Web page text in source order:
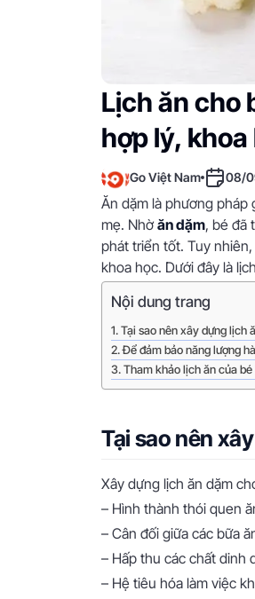
Lịch ăn cho
hợp lý, khoa
Go Việt Nam 08/
Ăn dặm là phương
mẹ. Nhờăn dặm, bé đã
phát triển tốt. Tuy
khoa học. Dưới đây là
Nội dung trang
Tại sao nên xây dựng lịch
Để đảm bảo năng lượng
Tham khảo lịch ăn của
Tại sao nên
Xây dựng lịch ăn dặm
– Hình thành thói quen
– Cân đối giữa các bữa
– Hấp thu các chất dinh
– Hệ tiêu hóa làm việc